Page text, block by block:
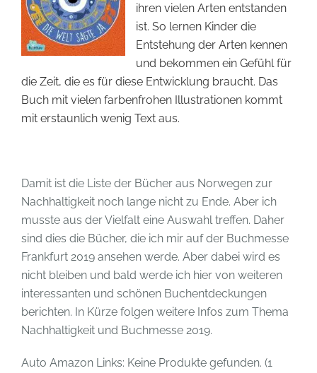
ihren vielen Arten entstanden
ist. So lernen Kinder die
Entstehung der Arten kennen
und bekommen ein Gefühl für
die Zeit, die es für diese Entwicklung braucht. Das
Buch mit vielen farbenfrohen Illustrationen kommt
mit erstaunlich wenig Text aus.
Damit ist die Liste der Bücher aus Norwegen zur
Nachhaltigkeit noch lange nicht zu Ende. Aber ich
musste aus der Vielfalt eine Auswahl treffen. Daher
sind dies die Bücher, die ich mir auf der Buchmesse
Frankfurt 2019 ansehen werde. Aber dabei wird es
nicht bleiben und bald werde ich hier von weiteren
interessanten und schönen Buchentdeckungen
berichten. In Kürze folgen weitere Infos zum Thema
Nachhaltigkeit und Buchmesse 2019.
Auto Amazon Links: Keine Produkte gefunden. (1